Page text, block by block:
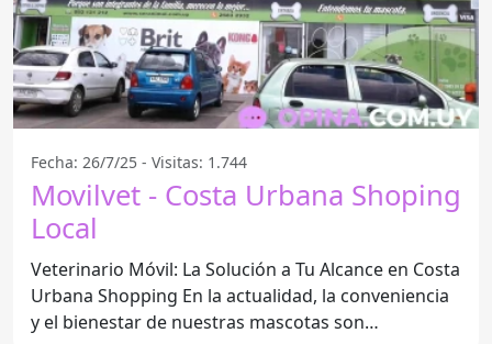
Fecha: 26/7/25 - Visitas: 1.744
Movilvet - Costa Urbana Shoping
Local
Veterinario Móvil: La Solución a Tu Alcance en Costa
Urbana Shopping En la actualidad, la conveniencia
y el bienestar de nuestras mascotas son